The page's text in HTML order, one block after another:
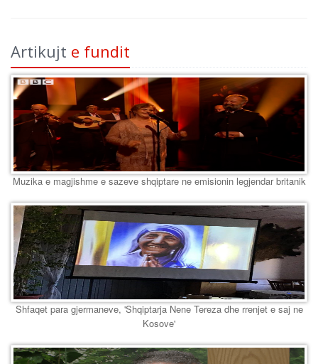
Artikujt e fundit
Muzika e magjishme e sazeve shqiptare ne emisionin legjendar britanik
Shfaqet para gjermaneve, 'Shqiptarja Nene Tereza dhe rrenjet e saj ne
Kosove'